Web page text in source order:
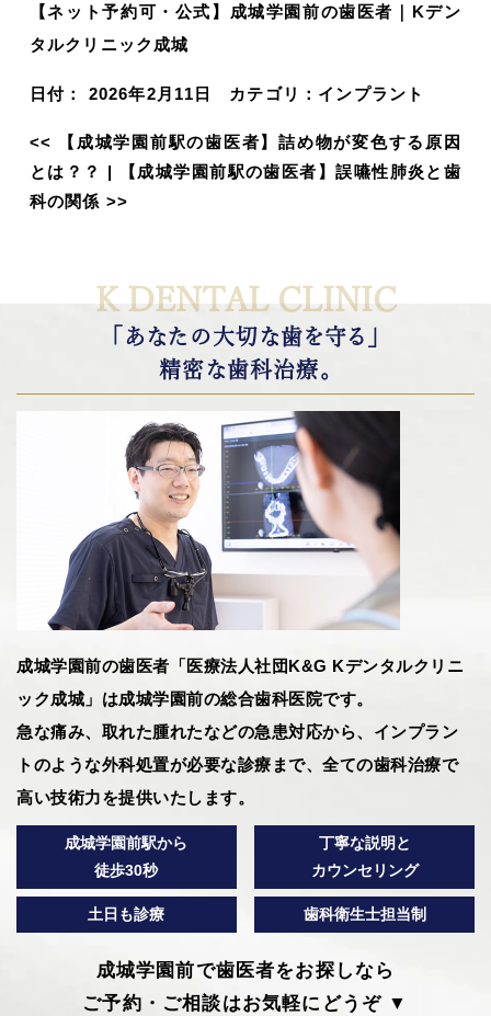
【ネット予約可・公式】成城学園前の歯医者｜Kデン
タルクリニック成城
日付： 2026年2月11日 カテゴリ： インプラント
<< 【成城学園前駅の歯医者】詰め物が変色する原因
とは？？
|
【成城学園前駅の歯医者】誤嚥性肺炎と歯
科の関係 >>
K DENTAL CLINIC
「あなたの大切な歯を守る」
精密な歯科治療。
成城学園前の歯医者「医療法人社団K&G Kデンタルクリニ
ック成城」は成城学園前の総合歯科医院です。
急な痛み、取れた腫れたなどの急患対応から、インプラン
トのような外科処置が必要な診療まで、全ての歯科治療で
高い技術力を提供いたします。
成城学園前駅から
徒歩30秒
丁寧な説明と
カウンセリング
土日も診療 歯科衛生士担当制
成城学園前で歯医者をお探しなら
ご予約・ご相談はお気軽にどうぞ ▼